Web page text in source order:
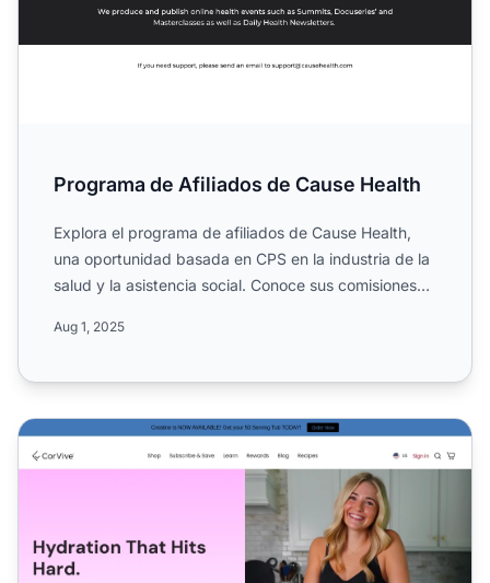
Programa de Afiliados de Cause Health
Explora el programa de afiliados de Cause Health,
una oportunidad basada en CPS en la industria de la
salud y la asistencia social. Conoce sus comisiones
Aug 1, 2025
Programa de Afiliados Corvive